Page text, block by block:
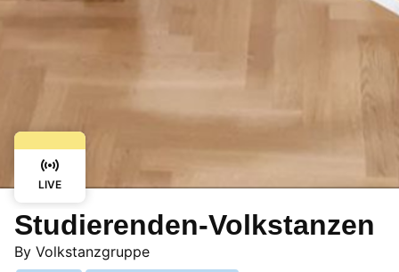
LIVE
Studierenden-Volkstanzen
By Volkstanzgruppe